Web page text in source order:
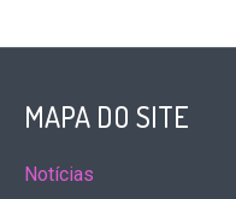
MAPA DO SITE
Notícias